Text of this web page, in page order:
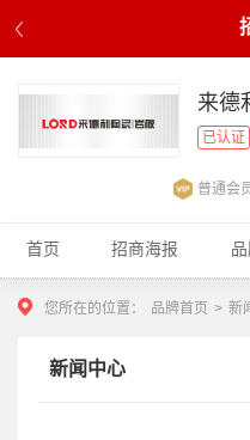
来德
已认证
普通会
首页 招商海报
您所在的位置： 品牌首页 > 新
新闻中心